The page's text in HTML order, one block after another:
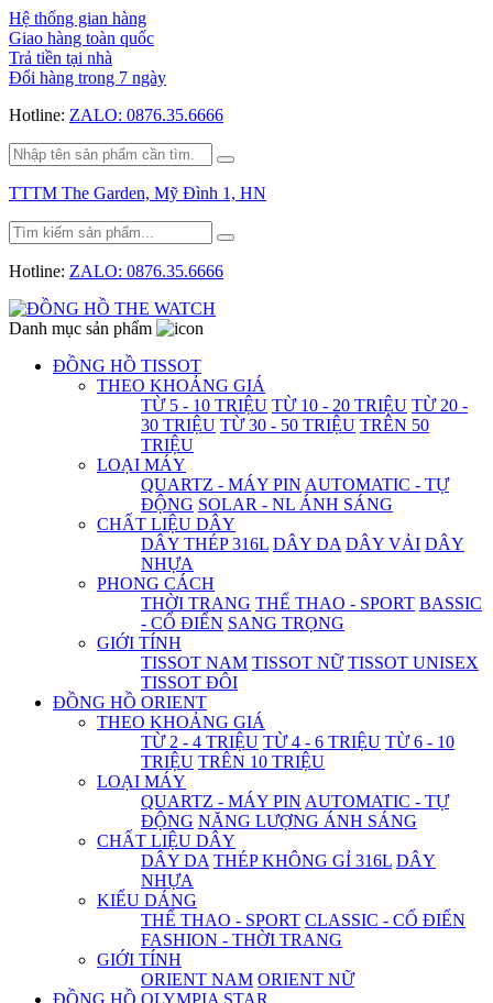
Hệ thống gian hàng
Giao hàng toàn quốc
Trả tiền tại nhà
Đổi hàng trong 7 ngày
Hotline: ZALO: 0876.35.6666
TTTM The Garden, Mỹ Đình 1, HN
Hotline: ZALO: 0876.35.6666
Danh mục sản phẩm
ĐỒNG HỒ TISSOT
THEO KHOẢNG GIÁ
TỪ 5 - 10 TRIỆU TỪ 10 - 20 TRIỆU TỪ 20 -
30 TRIỆU TỪ 30 - 50 TRIỆU TRÊN 50
TRIỆU
LOẠI MÁY
QUARTZ - MÁY PIN AUTOMATIC - TỰ
ĐỘNG SOLAR - NL ÁNH SÁNG
CHẤT LIỆU DÂY
DÂY THÉP 316L DÂY DA DÂY VẢI DÂY
NHỰA
PHONG CÁCH
THỜI TRANG THỂ THAO - SPORT BASSIC
- CỔ ĐIỂN SANG TRỌNG
GIỚI TÍNH
TISSOT NAM TISSOT NỮ TISSOT UNISEX
TISSOT ĐÔI
ĐỒNG HỒ ORIENT
THEO KHOẢNG GIÁ
TỪ 2 - 4 TRIỆU TỪ 4 - 6 TRIỆU TỪ 6 - 10
TRIỆU TRÊN 10 TRIỆU
LOẠI MÁY
QUARTZ - MÁY PIN AUTOMATIC - TỰ
ĐỘNG NĂNG LƯỢNG ÁNH SÁNG
CHẤT LIỆU DÂY
DÂY DA THÉP KHÔNG GỈ 316L DÂY
NHỰA
KIỂU DÁNG
THỂ THAO - SPORT CLASSIC - CỔ ĐIỂN
FASHION - THỜI TRANG
GIỚI TÍNH
ORIENT NAM ORIENT NỮ
ĐỒNG HỒ OLYMPIA STAR